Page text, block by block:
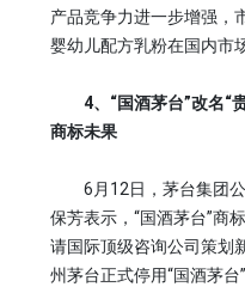
产品竞争力进一步增强，
婴幼儿配方乳粉在国内市
4、“国酒茅台”改名“贵
商标未果
6月12日，茅台集团公
保芳表示，“国酒茅台”商
请国际顶级咨询公司策划
州茅台正式停用“国酒茅